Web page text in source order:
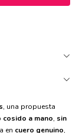
, una propuesta
cosido a mano, sin
en cuero genuino,